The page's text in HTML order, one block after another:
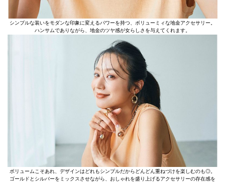
シンプルな装いをモダンな印象に変えるパワーを持つ、ボリューミィな地金アクセサリー。
ハンサムでありながら、地金のツヤ感が女らしさを与えてくれます。
ボリュームこそあれ、デザインはどれもシンプルだからどんどん重ねづけを楽しむのも◎。
ゴールドとシルバーをミックスさせながら、おしゃれを盛り上げるアクセサリーの存在感を